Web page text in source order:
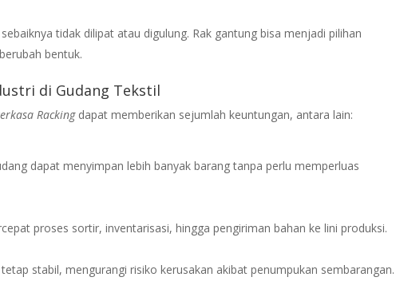
tidak dilipat atau digulung. Rak gantung bisa menjadi pilihan
bentuk.
di Gudang Tekstil
Rackingdapat memberikan sejumlah keuntungan, antara lain:
dapat menyimpan lebih banyak barang tanpa perlu memperluas
proses sortir, inventarisasi, hingga pengiriman bahan ke lini produksi.
stabil, mengurangi risiko kerusakan akibat penumpukan sembarangan.